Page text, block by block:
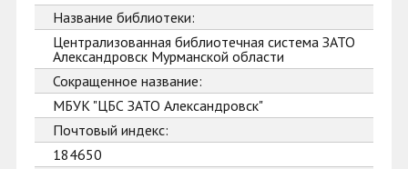
Название библиотеки:
Централизованная библиотечная система ЗАТО
Александровск Мурманской области
Сокращенное название:
МБУК "ЦБС ЗАТО Александровск"
Почтовый индекс:
184650